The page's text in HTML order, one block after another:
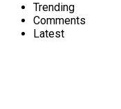
Trending
Comments
Latest